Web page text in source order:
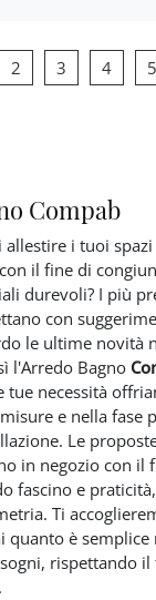
2 3 4 5
Compab
i tuoi spazi
il fine di
durevoli? I più
con
le ultime novità
l'Arredo Bagno
tue necessità
e nella fase
Le
in negozio con il
fascino e
Ti
quanto è semplice
rispettando